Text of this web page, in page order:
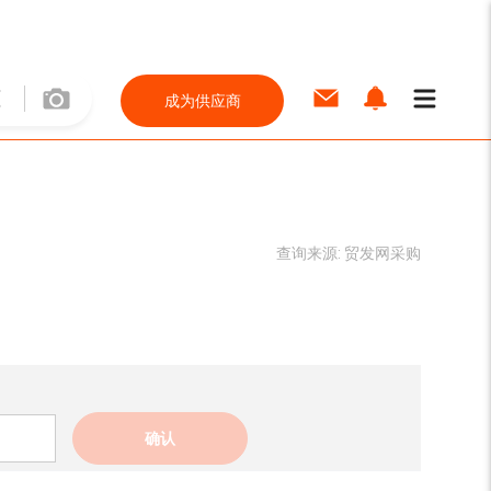
成为供应商
查询来源: 贸发网采购
确认